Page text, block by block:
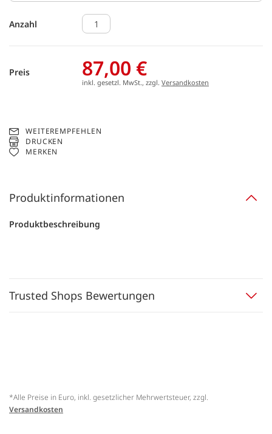
Anzahl
Preis 87,00 €
inkl. gesetzl. MwSt., zzgl. Versandkosten
WEITEREMPFEHLEN
DRUCKEN
MERKEN
Produktinformationen
Produktbeschreibung
Trusted Shops Bewertungen
*Alle Preise in Euro, inkl. gesetzlicher Mehrwertsteuer, zzgl.
Versandkosten